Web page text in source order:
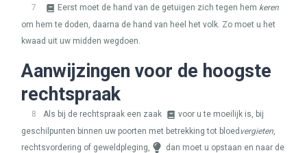
7
Eerst moet de hand van de getuigen zich tegen hem keren
om hem te doden, daarna de hand van heel het volk. Zo moet u het
kwaad uit uw midden wegdoen.
Aanwijzingen voor de hoogste
rechtspraak
8 Als bij de rechtspraak een zaak
voor u te moeilijk is, bij
geschilpunten binnen uw poorten met betrekking tot bloed vergieten,
rechtsvordering of geweldpleging,
dan moet u opstaan en naar de